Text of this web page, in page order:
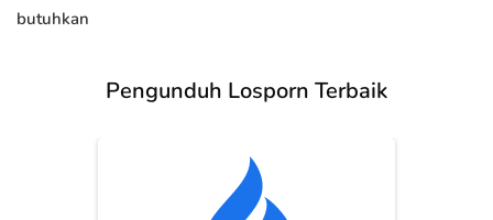
butuhkan
Pengunduh Losporn Terbaik